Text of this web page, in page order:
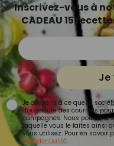
Inscrivez-vous à
CADEAU 15
Je
Je consens à ce que la
d'ouverture des courriels
campagnes. Nous pourrons
laquelle vous le faites ainsi
vous utilisez. Pour en savoir
confidentialité.